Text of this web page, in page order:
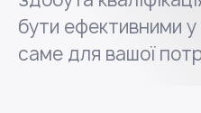
бути ефективними у
саме для вашої